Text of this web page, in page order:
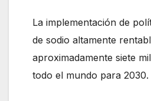
La implementación de
de sodio altamente
aproximadamente siete
todo el mundo para 2030.